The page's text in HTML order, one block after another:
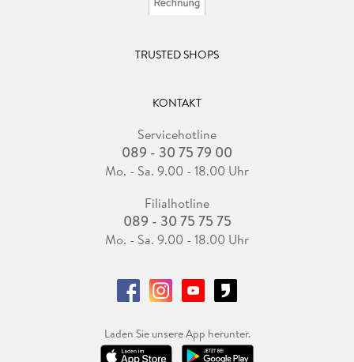
TRUSTED SHOPS
KONTAKT
Servicehotline
089 - 30 75 79 00
Mo. - Sa. 9.00 - 18.00 Uhr
Filialhotline
089 - 30 75 75 75
Mo. - Sa. 9.00 - 18.00 Uhr
Laden Sie unsere App herunter.